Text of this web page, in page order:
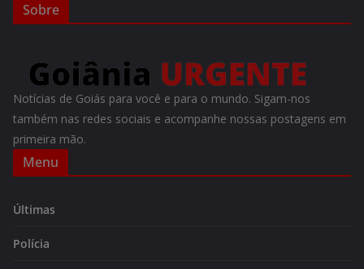
Sobre
Notícias de Goiás para você e para o mundo. Sigam-nos
também nas redes sociais e acompanhe nossas postagens em
primeira mão.
Menu
Últimas
Polícia